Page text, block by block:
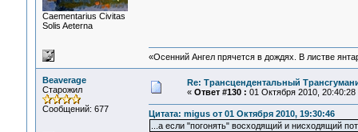
Сaementarius Civitas
Solis Aeterna
«Осенний Ангел прячется в дождях. В листве
Beaverage
Старожил
Сообщений: 677
Re: Трансцендентальный
« Ответ #130 : 01 Октября 2010, 20:40:28
Цитата: migus от 01 Октября 2010, 19:30:46
...а если "погонять" восходящий и нисходящий